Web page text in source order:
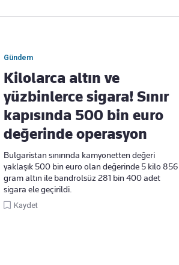
Gündem
Kilolarca altın ve
yüzbinlerce sigara! Sınır
kapısında 500 bin euro
değerinde operasyon
Bulgaristan sınırında kamyonetten değeri
yaklaşık 500 bin euro olan değerinde 5 kilo 856
gram altın ile bandrolsüz 281 bin 400 adet
sigara ele geçirildi.
Kaydet